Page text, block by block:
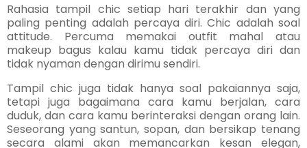
Rahasia tampil chic setiap hari terakhir dan yang
paling penting adalah percaya diri. Chic adalah soal
attitude. Percuma memakai outfit mahal atau
makeup bagus kalau kamu tidak percaya diri dan
tidak nyaman dengan dirimu sendiri.
Tampil chic juga tidak hanya soal pakaiannya saja,
tetapi juga bagaimana cara kamu berjalan, cara
duduk, dan cara kamu berinteraksi dengan orang lain.
Seseorang yang santun, sopan, dan bersikap tenang
secara alami akan memancarkan kesan elegan,